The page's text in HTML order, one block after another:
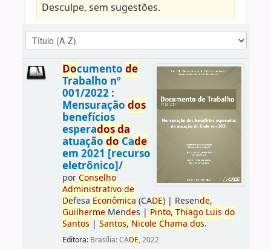
Desculpe, sem sugestões.
Documento de
Trabalho nº
001/2022 :
Mensuração dos
benefícios
esperadosda
atuaçãodoCade
em 2021 [recurso
eletrônico]/
porConselho
Administrativo de
Defesa Econômica (CADE)| Resende,
GuilhermeMendes | Pinto, Thiago Luis do
Santos | Santos, Nicole Chama dos.
Editora: Brasília: CADE, 2022